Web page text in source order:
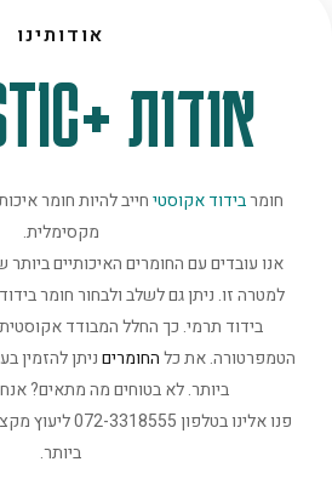
אודותינו
אודות +ACOUSTIC
חומרבידוד אקוסטיחייב להיות חומר
מקסימלית.
אנו עובדים עם החומרים האיכותיים
למטרה זו. ניתן גם לשלב ולבחור חומר
בידוד תרמי. כך החלל המבודד
הטמפרטורה. את כלהחומריםניתן להזמין
ביותר. לא בטוחים מה מתאים?
פנו אלינו בטלפון
ביותר.